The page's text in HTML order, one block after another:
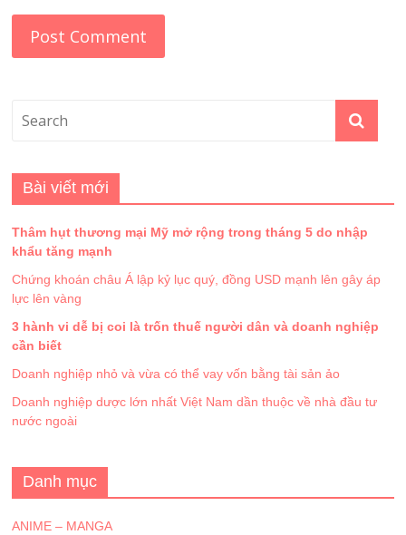
Bài viết mới
Thâm hụt thương mại Mỹ mở rộng trong tháng 5 do nhập
khẩu tăng mạnh
Chứng khoán châu Á lập kỷ lục quý, đồng USD mạnh lên gây áp
lực lên vàng
3 hành vi dễ bị coi là trốn thuế người dân và doanh nghiệp
cần biết
Doanh nghiệp nhỏ và vừa có thể vay vốn bằng tài sản ảo
Doanh nghiệp dược lớn nhất Việt Nam dần thuộc về nhà đầu tư
nước ngoài
Danh mục
ANIME – MANGA